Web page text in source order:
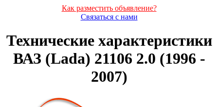
Как разместить объявление?
Связаться с нами
Технические характеристики
ВАЗ (Lada) 21106 2.0 (1996 -
2007)